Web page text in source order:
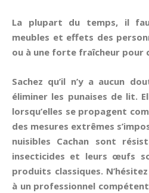
La plupart du temps, il
meubles et effets des
ou à une forte fraîcheur pour
Sachez qu’il n’y a aucun
éliminer les punaises de lit.
lorsqu’elles se propagent
des mesures extrêmes
nuisibles Cachan sont
insecticides et leurs œufs
produits classiques.
à un professionnel